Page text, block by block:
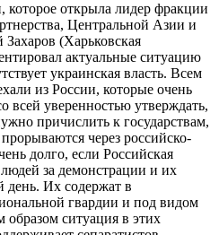
которое открыла лидер фракции
Центральной Азии и
(Харьковская
актуальные ситуацию
украинская власть. Всем
из России, которые очень
уверенностью утверждать,
причислить к государствам,
через российско-
долго, если Российская
за демонстрации и их
день. Их содержат в
гвардии и под видом
ситуация в этих